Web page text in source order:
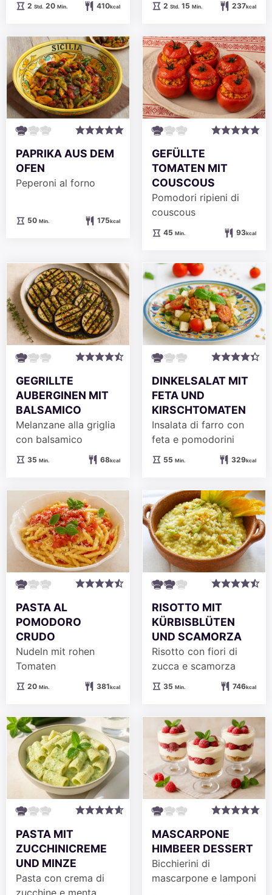
2Stunden
Std. 20Minuten
Min. 410kcal 2Stunden
Std. 15Minuten
Min. 237kcal
PAPRIKA AUS DEM
OFEN
Peperoni al forno
50Minuten
Min. 175kcal
GEFÜLLTE
TOMATEN MIT
COUSCOUS
Pomodori ripieni di
couscous
45Minuten
Min. 93kcal
GEGRILLTE
AUBERGINEN MIT
BALSAMICO
Melanzane alla griglia
con balsamico
35Minuten
Min. 68kcal
DINKELSALAT MIT
FETA UND
KIRSCHTOMATEN
Insalata di farro con
feta e pomodorini
55Minuten
Min. 329kcal
PASTA AL
POMODORO
CRUDO
Nudeln mit rohen
Tomaten
20Minuten
Min. 381kcal
RISOTTO MIT
KÜRBISBLÜTEN
UND SCAMORZA
Risotto con fiori di
zucca e scamorza
35Minuten
Min. 746kcal
PASTA MIT
ZUCCHINICREME
UND MINZE
Pasta con crema di
zucchine e menta
MASCARPONE
HIMBEER DESSERT
Bicchierini di
mascarpone e lamponi